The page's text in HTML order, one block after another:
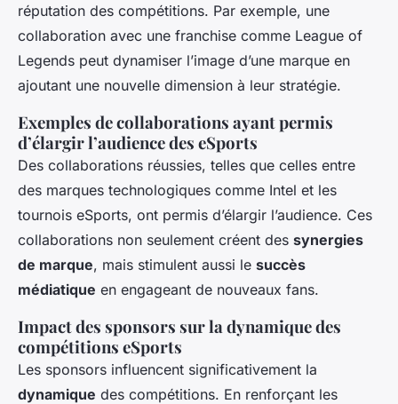
réputation des compétitions. Par exemple, une
collaboration avec une franchise comme League of
Legends peut dynamiser l’image d’une marque en
ajoutant une nouvelle dimension à leur stratégie.
Exemples de collaborations ayant permis
d’élargir l’audience des eSports
Des collaborations réussies, telles que celles entre
des marques technologiques comme Intel et les
tournois eSports, ont permis d’élargir l’audience. Ces
collaborations non seulement créent des synergies
de marque, mais stimulent aussi le succès
médiatique en engageant de nouveaux fans.
Impact des sponsors sur la dynamique des
compétitions eSports
Les sponsors influencent significativement la
dynamique des compétitions. En renforçant les